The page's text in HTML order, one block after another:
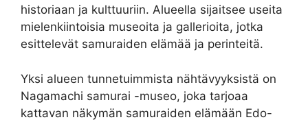
historiaan ja kulttuuriin. Alueella sijaitsee useita
mielenkiintoisia museoita ja gallerioita, jotka
esittelevät samuraiden elämää ja perinteitä.
Yksi alueen tunnetuimmista nähtävyyksistä on
Nagamachi samurai -museo, joka tarjoaa
kattavan näkymän samuraiden elämään Edo-